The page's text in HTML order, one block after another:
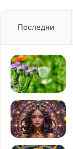
Последни